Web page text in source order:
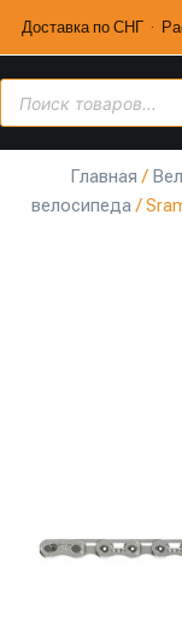
Доставка по СНГ ·
Главная /
велосипеда/